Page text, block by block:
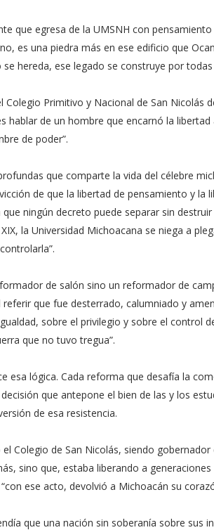
que egresa de la UMSNH con
es una piedra más en ese edificio que
hereda, ese legado se construye por
Colegio Primitivo y Nacional de San Nicolás
hablar de un hombre que encarnó la libertad
de poder”.
que comparte la vida del célebre
de que la libertad de pensamiento y la
ningún decreto puede separar sin
la Universidad Michoacana se niega a
de salón sino un reformador de
que fue desterrado, calumniado y
sobre el privilegio y sobre el control
que no tuvo tregua”.
esa lógica. Cada reforma que desafía la
que antepone el bien de las y los
de esa resistencia.
Colegio de San Nicolás, siendo
sino que, estaba liberando a
ese acto, devolvió a Michoacán su
que una nación sin soberanía sobre sus